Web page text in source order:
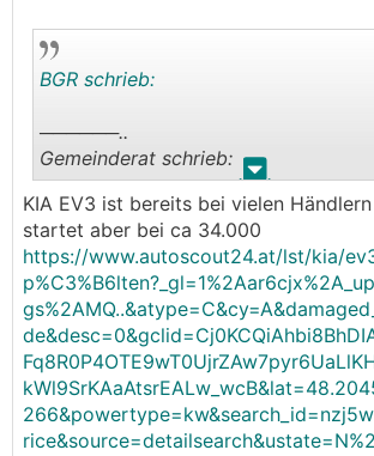
. .
BGR schrieb:
──────..
Gemeinderat schrieb:
Den Kia EV3 gibts ja mit kleinem
Skoda Elroq wäre keine Idee?
───────────────
Ja wäre es. Gibt's nur beides nicht
KIA EV3 ist bereits bei vielen
startet aber bei ca 34.000
https://www.autoscout24.at/lst/kia/